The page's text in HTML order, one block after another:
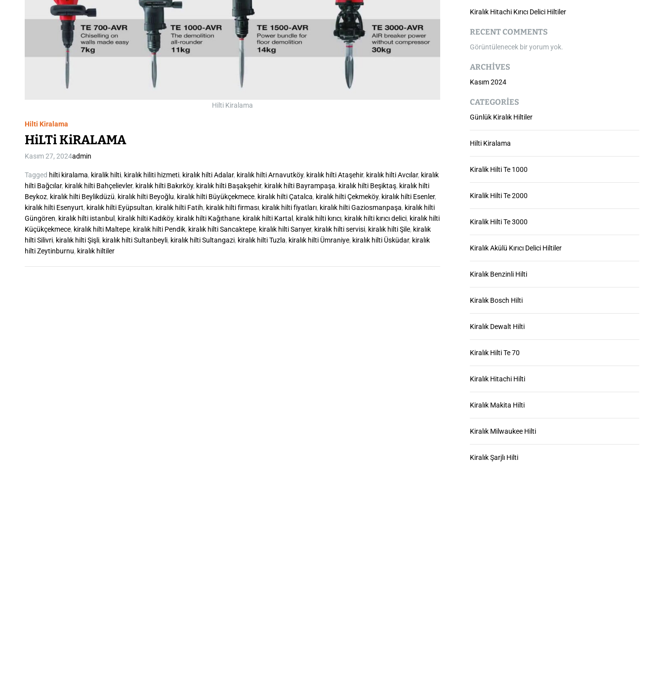
Hilti Kiralama
Hilti Kiralama
HiLTi KiRALAMA
Kasım 27, 2024admin
Tagged hilti kiralama, kiralik hilti, kiralık hiliti hizmeti, kiralık hilti Adalar, kiralık hilti Arnavutköy, kiralık hilti Ataşehir, kiralık hilti Avcılar, kiralık
hilti Bağcılar, kiralık hilti Bahçelievler, kiralık hilti Bakırköy, kiralık hilti Başakşehir, kiralık hilti Bayrampaşa, kiralık hilti Beşiktaş, kiralık hilti
Beykoz, kiralık hilti Beylikdüzü, kiralık hilti Beyoğlu, kiralık hilti Büyükçekmece, kiralık hilti Çatalca, kiralık hilti Çekmeköy, kiralık hilti Esenler,
kiralık hilti Esenyurt, kiralık hilti Eyüpsultan, kiralık hilti Fatih, kiralık hilti firması, kiralık hilti fiyatları, kiralık hilti Gaziosmanpaşa, kiralık hilti
Güngören, kiralık hilti istanbul , kiralık hilti Kadıköy, kiralık hilti Kağıthane, kiralık hilti Kartal , kiralık hilti kırıcı, kiralık hilti kırıcı delici, kiralık hilti
Küçükçekmece, kiralık hilti Maltepe, kiralık hilti Pendik, kiralık hilti Sancaktepe, kiralık hilti Sarıyer, kiralık hilti servisi, kiralık hilti Şile, kiralık
hilti Silivri, kiralık hilti Şişli, kiralık hilti Sultanbeyli, kiralık hilti Sultangazi, kiralık hilti Tuzla, kiralık hilti Ümraniye, kiralık hilti Üsküdar, kiralık
hilti Zeytinburnu, kiralık hiltiler
Kiralık Hitachi Kırıcı Delici Hiltiler
RECENT COMMENTS
Görüntülenecek bir yorum yok.
ARCHIVES
Kasım 2024
CATEGORIES
Günlük Kiralık Hiltiler
Hilti Kiralama
Kiralik Hilti Te 1000
Kiralik Hilti Te 2000
Kiralik Hilti Te 3000
Kiralık Akülü Kırıcı Delici Hiltiler
Kiralık Benzinli Hilti
Kiralık Bosch Hilti
Kiralık Dewalt Hilti
Kiralık Hilti Te 70
Kiralık Hitachi Hilti
Kiralık Makita Hilti
Kiralık Milwaukee Hilti
Kiralık Şarjlı Hilti